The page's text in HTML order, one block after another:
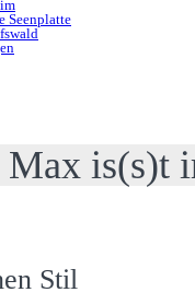
Seenplatte
Max
Stil